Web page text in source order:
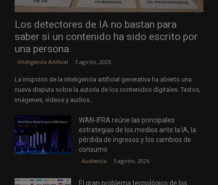
Los detectores de IA no bastan para
saber si un contenido ha sido escrito por
una persona
Inteligencia Artificial 3 agosto, 2026
La irrupción de la inteligencia artificial generativa ha abierto una
nueva disputa sobre la autoría de los contenidos digitales. Textos,
imágenes, vídeos y audios...
WAN-IFRA reúne las principales
estrategias de los medios ante la IA, la
pérdida de ingresos y los cambios de
consumo
Audiencia 5 agosto, 2026
El gran problema tecnológico de los